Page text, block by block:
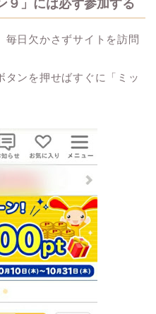
毎日欠かさずサイトを訪問
タンを押せばすぐに「ミッ